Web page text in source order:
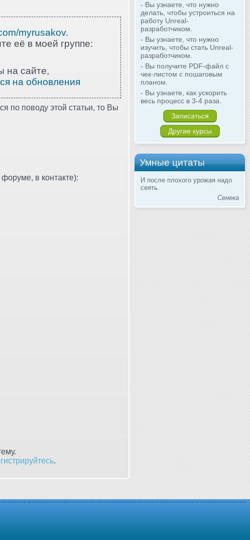
- Вы узнаете, что нужно
делать, чтобы устроиться на
работу Unreal-
разработчиком.
- Вы узнаете, что нужно
изучить, чтобы стать Unreal-
разработчиком.
- Вы получите PDF-файл с
чек-листом с пошаговым
планом.
- Вы узнаете, как ускорить
весь процесс в 3-4 раза.
Записаться
Другие курсы
Умные цитаты
И после плохого урожая надо
сеять.
Сенека
myrusakov.
её в моей группе:
на сайте,
на обновления
по поводу этой статьи, то Вы
в контакте):
.